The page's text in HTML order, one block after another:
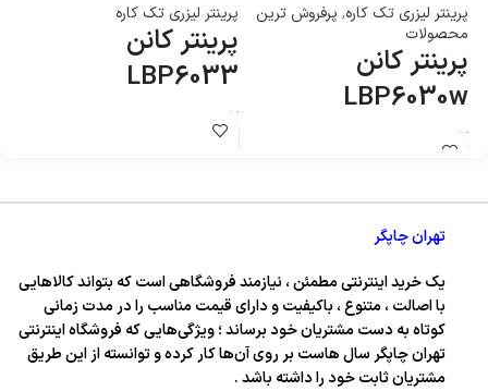
پرینتر لیزری تک کاره, پرفروش ترین
محصولات
پرینتر کانن
LBP6030w
کاربری : پرینتر
پرینتر لیزری تک کاره
پرینتر کانن
LBP6033
کاربری : پرینتر
تکنولوژی چاپ : لیزری تک کاره سیاه و
تهران چاپگر
یک خرید اینترنتی مطمئن ، نیازمند فروشگاهی است که بتواند کالاهایی
با اصالت ، متنوع ، باکیفیت و دارای قیمت مناسب را در مدت زمانی
کوتاه به دست مشتریان خود برساند ؛ ویژگی‌هایی که فروشگاه اینترنتی
تهران چاپگر سال‌ هاست بر روی آن‌ها کار کرده و توانسته از این طریق
مشتریان ثابت خود را داشته باشد .